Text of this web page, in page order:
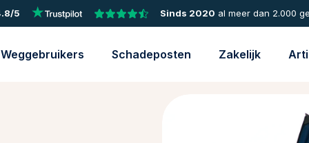
5 Sinds 2020 al meer dan 2.000
Weggebruikers Schadeposten Zakelijk